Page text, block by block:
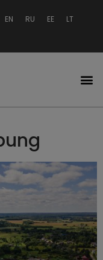
EN RU EE
LT